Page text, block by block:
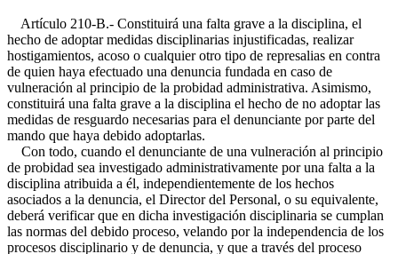
Artículo 210-B.- Constituirá una falta grave a la disciplina, el
hecho de adoptar medidas disciplinarias injustificadas, realizar
hostigamientos, acoso o cualquier otro tipo de represalias en contra
de quien haya efectuado una denuncia fundada en caso de
vulneración al principio de la probidad administrativa. Asimismo,
constituirá una falta grave a la disciplina el hecho de no adoptar las
medidas de resguardo necesarias para el denunciante por parte del
mando que haya debido adoptarlas.
Con todo, cuando el denunciante de una vulneración al principio
de probidad sea investigado administrativamente por una falta a la
disciplina atribuida a él, independientemente de los hechos
asociados a la denuncia, el Director del Personal, o su equivalente,
deberá verificar que en dicha investigación disciplinaria se cumplan
las normas del debido proceso, velando por la independencia de los
procesos disciplinario y de denuncia, y que a través del proceso